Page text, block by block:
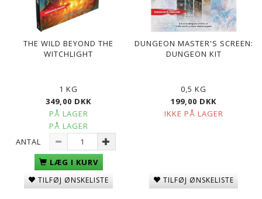
THE WILD BEYOND THE
WITCHLIGHT
1 KG
349,00 DKK
PÅ LAGER
PÅ LAGER
ANTAL
LÆG I KURV
TILFØJ ØNSKELISTE
DUNGEON MASTER'S SCREEN:
DUNGEON KIT
0,5 KG
199,00 DKK
IKKE PÅ LAGER
TILFØJ ØNSKELISTE